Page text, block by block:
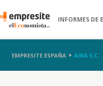
INFORMES DE
EMPRESITE ESPAÑA AIRA S.C.